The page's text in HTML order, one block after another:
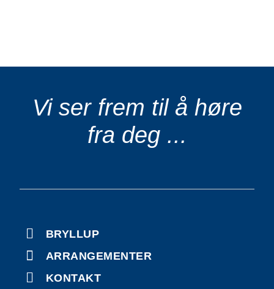
Vi ser frem til å høre
fra deg ...
BRYLLUP
ARRANGEMENTER
KONTAKT